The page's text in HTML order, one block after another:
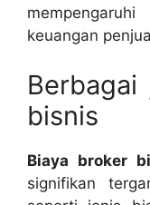
keuangan
bisnis
Biaya broker
signifikan